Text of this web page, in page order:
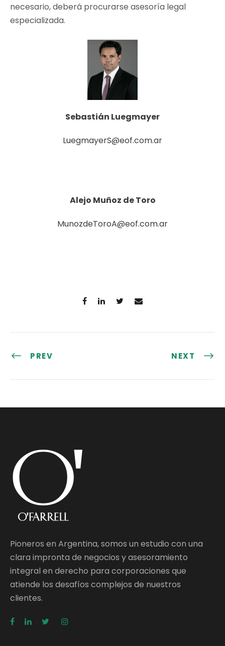
necesario, deberá procurarse asesoría legal
especializada.
Sebastián Luegmayer
LuegmayerS@eof.com.ar
Alejo Muñoz de Toro
MunozdeToroA@eof.com.ar
PREV NEXT
Pioneros en Argentina, somos un estudio con una
clara impronta de negocios y asesoramiento
integral en derecho para corporaciones que
atiende los desafíos complejos de nuestros
clientes.